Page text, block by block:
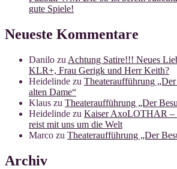
gute Spiele!
Neueste Kommentare
Danilo zu Achtung Satire!!! Neues
KLR+, Frau Gerigk und Herr Keith?
Heidelinde zu Theateraufführung
alten Dame“
Klaus zu Theateraufführung „Der
Heidelinde zu Kaiser AxoLOTHAR –
reist mit uns um die Welt
Marco zu Theateraufführung „Der
Archiv